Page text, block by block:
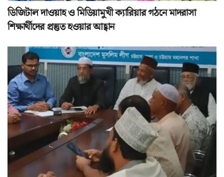
ডিজিটাল দাওয়াহ ও মিডিয়ামুখী ক্যারিয়ার গঠনে মাদরাসা
শিক্ষার্থীদের প্রস্তুত হওয়ার আহ্বান